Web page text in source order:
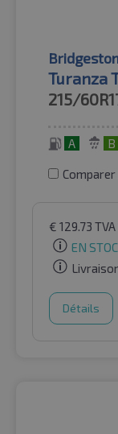
Turanza
215/
A B
€ 129.73
EN
Détails